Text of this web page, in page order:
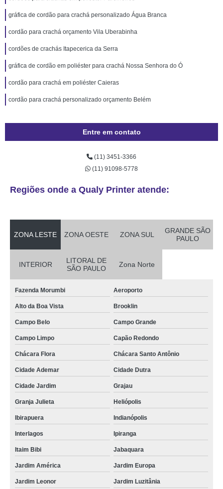
gráfica de cordão para crachá personalizado Água Branca
cordão para crachá orçamento Vila Uberabinha
cordões de crachás Itapecerica da Serra
gráfica de cordão em poliéster para crachá Nossa Senhora do Ó
cordão para crachá em poliéster Caieras
cordão para crachá personalizado orçamento Belém
Entre em contato
(11) 3451-3366
(11) 91098-5778
Regiões onde a Qualy Printer atende:
ZONA LESTE ZONA OESTE ZONA SUL
GRANDE SÃO
PAULO
INTERIOR
LITORAL DE
SÃO PAULO
Zona Norte
Fazenda Morumbi Aeroporto
Alto da Boa Vista Brooklin
Campo Belo Campo Grande
Campo Limpo Capão Redondo
Chácara Flora Chácara Santo Antônio
Cidade Ademar Cidade Dutra
Cidade Jardim Grajau
Granja Julieta Heliópolis
Ibirapuera Indianópolis
Interlagos Ipiranga
Itaim Bibi Jabaquara
Jardim América Jardim Europa
Jardim Leonor Jardim Luzitânia